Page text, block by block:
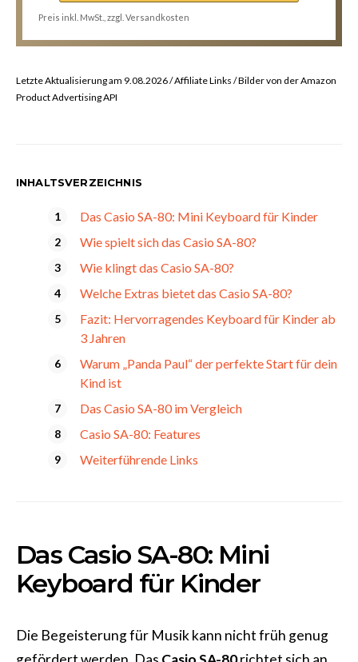
Preis inkl. MwSt., zzgl. Versandkosten
Letzte Aktualisierung am 9.08.2026 / Affiliate Links / Bilder von der Amazon
Product Advertising API
INHALTSVERZEICHNIS
Das Casio SA-80: Mini Keyboard für Kinder
Wie spielt sich das Casio SA-80?
Wie klingt das Casio SA-80?
Welche Extras bietet das Casio SA-80?
Fazit: Hervorragendes Keyboard für Kinder ab
3 Jahren
Warum „Panda Paul“ der perfekte Start für dein
Kind ist
Das Casio SA-80 im Vergleich
Casio SA-80: Features
Weiterführende Links
Das Casio SA-80: Mini
Keyboard für Kinder
Die Begeisterung für Musik kann nicht früh genug